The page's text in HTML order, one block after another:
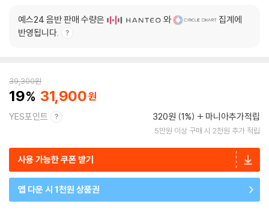
예스24 음반 판매 수량은 와
집계에
반영됩니다.
39,300원
19 31,900
YES포인트 320원 (1%) 마니아추가적립
5만원 이상 구매 시 2천원 추가 적립
사용 가능한 쿠폰 받기
앱 다운 시 1천원 상품권